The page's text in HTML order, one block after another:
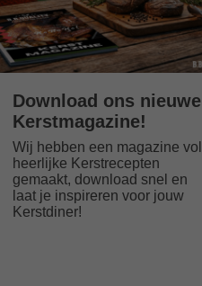
Download ons nieuwe
Kerstmagazine!
Wij hebben een magazine vol
heerlijke Kerstrecepten
gemaakt, download snel en
laat je inspireren voor jouw
Kerstdiner!